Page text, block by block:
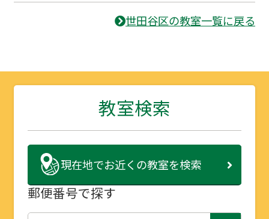
世田谷区の教室一覧に戻る
教室検索
現在地でお近くの教室を検索
郵便番号で探す